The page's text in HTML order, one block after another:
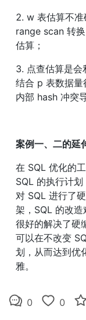
2. w 表估算不
range scan 转
估算；
3. 点查估算是会
结合 p 表数据
内部 hash 冲突导
案例一、二的延
在 SQL 优化的
SQL 的执行计
对 SQL 进行了
架，SQL 的改
很好的解决了硬
可以在不改变
划，从而达到优
雅。
0 0